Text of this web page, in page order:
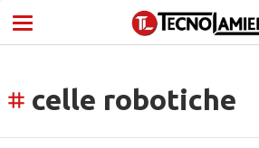
tag celle robotiche